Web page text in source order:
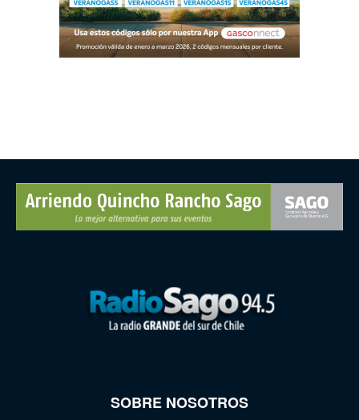
SOBRE NOSOTROS